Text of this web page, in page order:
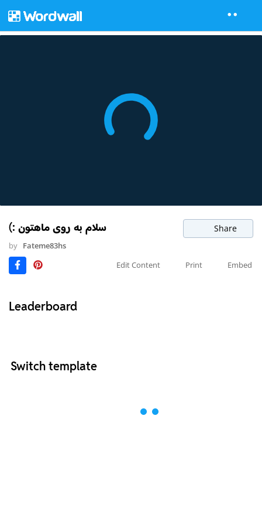
سلام به روی ماهتون :) Share
by Fateme83hs
Edit Content
Print Embed
Leaderboard
Switch template